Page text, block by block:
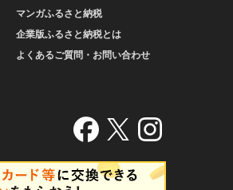
マンガふるさと納税
企業版ふるさと納税とは
よくあるご質問・お問い合わせ